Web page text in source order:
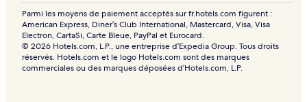
Parmi les moyens de paiement acceptés sur fr.hotels.com figurent :
American Express, Diner’s Club International, Mastercard, Visa, Visa
Electron, CartaSi, Carte Bleue, PayPal et Eurocard.
© 2026 Hotels.com, L.P., une entreprise d’Expedia Group. Tous droits
réservés. Hotels.com et le logo Hotels.com sont des marques
commerciales ou des marques déposées d’Hotels.com, L.P.